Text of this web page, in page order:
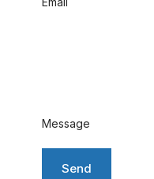
Message
Send